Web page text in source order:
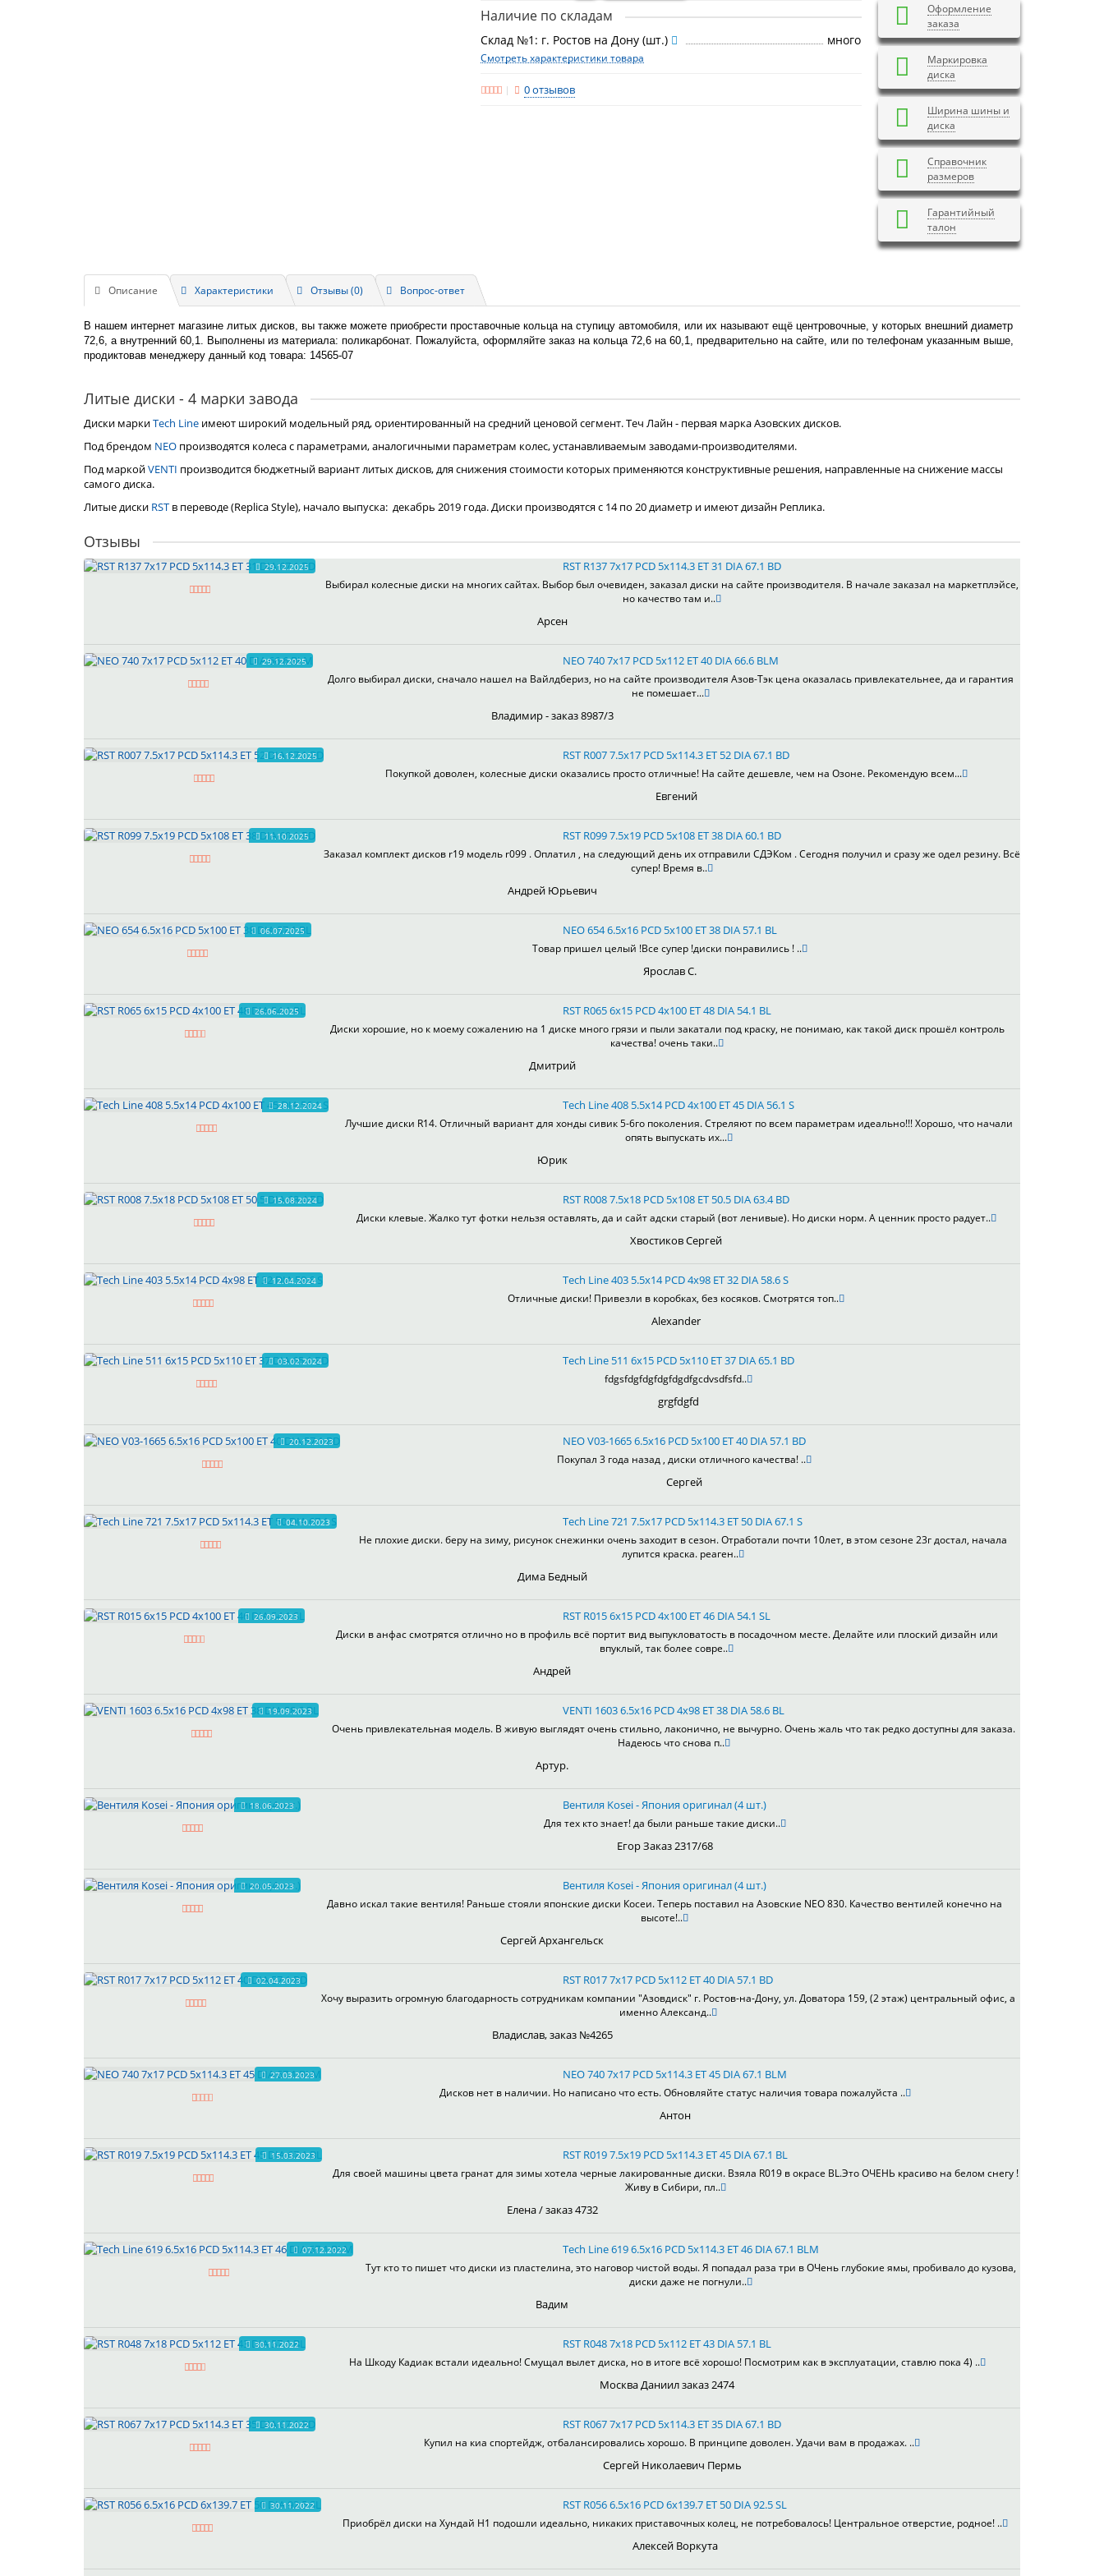
Наличие по складам
Склад №1: г. Ростов на Дону (шт.) много
Смотреть характеристики товара
0 отзывов
Оформление
заказа
Маркировка
диска
Ширина шины и
диска
Справочник
размеров
Гарантийный
талон
Описание Характеристики Отзывы (0) Вопрос-ответ
В нашем интернет магазине литых дисков, вы также можете приобрести проставочные кольца на ступицу автомобиля, или их называют ещё центровочные, у которых внешний диаметр
72,6, а внутренний 60,1. Выполнены из материала: поликарбонат. Пожалуйста, оформляйте заказ на кольца 72,6 на 60,1, предварительно на сайте, или по телефонам указанным выше,
продиктовав менеджеру данный код товара: 14565-07
Литые диски - 4 марки завода
Диски маркиTech Line имеют широкий модельный ряд, ориентированный на средний ценовой сегмент. Теч Лайн - первая марка Азовских дисков.
Под брендом NEO производятся колеса с параметрами, аналогичными параметрам колес, устанавливаемым заводами-производителями.
Под маркойVENTI производится бюджетный вариант литых дисков, для снижения стоимости которых применяются конструктивные решения, направленные на снижение массы
самого диска.
Литые диски RST в переводе (Replica Style), начало выпуска: декабрь 2019 года. Диски производятся с 14 по 20 диаметр и имеют дизайн Реплика.
Отзывы
29.12.2025 RST R137 7x17 PCD 5x114.3 ET 31 DIA 67.1 BD
Выбирал колесные диски на многих сайтах. Выбор был очевиден, заказал диски на сайте производителя. В начале заказал на маркетплэйсе,
но качество там и..
Арсен
29.12.2025 NEO 740 7x17 PCD 5x112 ET 40 DIA 66.6 BLM
Долго выбирал диски, сначало нашел на Вайлдбериз, но на сайте производителя Азов-Тэк цена оказалась привлекательнее, да и гарантия
не помешает...
Владимир - заказ 8987/3
16.12.2025 RST R007 7.5x17 PCD 5x114.3 ET 52 DIA 67.1 BD
Покупкой доволен, колесные диски оказались просто отличные! На сайте дешевле, чем на Озоне. Рекомендую всем...
Евгений
11.10.2025 RST R099 7.5x19 PCD 5x108 ET 38 DIA 60.1 BD
Заказал комплект дисков r19 модель r099 . Оплатил , на следующий день их отправили СДЭКом . Сегодня получил и сразу же одел резину. Всё
супер! Время в..
Андрей Юрьевич
06.07.2025 NEO 654 6.5x16 PCD 5x100 ET 38 DIA 57.1 BL
Товар пришел целый !Все супер !диски понравились ! ..
Ярослав С.
26.06.2025 RST R065 6x15 PCD 4x100 ET 48 DIA 54.1 BL
Диски хорошие, но к моему сожалению на 1 диске много грязи и пыли закатали под краску, не понимаю, как такой диск прошёл контроль
качества! очень таки..
Дмитрий
28.12.2024 Tech Line 408 5.5x14 PCD 4x100 ET 45 DIA 56.1 S
Лучшие диски R14. Отличный вариант для хонды сивик 5-6го поколения. Стреляют по всем параметрам идеально!!! Хорошо, что начали
опять выпускать их...
Юрик
15.08.2024 RST R008 7.5x18 PCD 5x108 ET 50.5 DIA 63.4 BD
Диски клевые. Жалко тут фотки нельзя оставлять, да и сайт адски старый (вот ленивые). Но диски норм. А ценник просто радует..
Хвостиков Сергей
12.04.2024 Tech Line 403 5.5x14 PCD 4x98 ET 32 DIA 58.6 S
Отличные диски! Привезли в коробках, без косяков. Смотрятся топ..
Alexander
03.02.2024 Tech Line 511 6x15 PCD 5x110 ET 37 DIA 65.1 BD
fdgsfdgfdgfdgfdgdfgcdvsdfsfd..
grgfdgfd
20.12.2023 NEO V03-1665 6.5x16 PCD 5x100 ET 40 DIA 57.1 BD
Покупал 3 года назад , диски отличного качества! ..
Сергей
04.10.2023 Tech Line 721 7.5x17 PCD 5x114.3 ET 50 DIA 67.1 S
Не плохие диски. беру на зиму, рисунок снежинки очень заходит в сезон. Отработали почти 10лет, в этом сезоне 23г достал, начала
лупится краска. реаген..
Дима Бедный
26.09.2023 RST R015 6x15 PCD 4x100 ET 46 DIA 54.1 SL
Диски в анфас смотрятся отлично но в профиль всё портит вид выпукловатость в посадочном месте. Делайте или плоский дизайн или
впуклый, так более совре..
Андрей
19.09.2023 VENTI 1603 6.5x16 PCD 4x98 ET 38 DIA 58.6 BL
Очень привлекательная модель. В живую выглядят очень стильно, лаконично, не вычурно. Очень жаль что так редко доступны для заказа.
Надеюсь что снова п..
Артур.
18.06.2023 Вентиля Kosei - Япония оригинал (4 шт.)
Для тех кто знает! да были раньше такие диски..
Егор Заказ 2317/68
20.05.2023 Вентиля Kosei - Япония оригинал (4 шт.)
Давно искал такие вентиля! Раньше стояли японские диски Косеи. Теперь поставил на Азовские NEO 830. Качество вентилей конечно на
высоте!..
Сергей Архангельск
02.04.2023 RST R017 7x17 PCD 5x112 ET 40 DIA 57.1 BD
Хочу выразить огромную благодарность сотрудникам компании "Азовдиск" г. Ростов-на-Дону, ул. Доватора 159, (2 этаж) центральный офис, а
именно Александ..
Владислав, заказ №4265
27.03.2023 NEO 740 7x17 PCD 5x114.3 ET 45 DIA 67.1 BLM
Дисков нет в наличии. Но написано что есть. Обновляйте статус наличия товара пожалуйста ..
Антон
15.03.2023 RST R019 7.5x19 PCD 5x114.3 ET 45 DIA 67.1 BL
Для своей машины цвета гранат для зимы хотела черные лакированные диски. Взяла R019 в окрасе BL.Это ОЧЕНЬ красиво на белом снегу !
Живу в Сибири, пл..
Елена / заказ 4732
07.12.2022 Tech Line 619 6.5x16 PCD 5x114.3 ET 46 DIA 67.1 BLM
Тут кто то пишет что диски из пластелина, это наговор чистой воды. Я попадал раза три в ОЧень глубокие ямы, пробивало до кузова,
диски даже не погнули..
Вадим
30.11.2022 RST R048 7x18 PCD 5x112 ET 43 DIA 57.1 BL
На Шкоду Кадиак встали идеально! Смущал вылет диска, но в итоге всё хорошо! Посмотрим как в эксплуатации, ставлю пока 4) ..
Москва Даниил заказ 2474
30.11.2022 RST R067 7x17 PCD 5x114.3 ET 35 DIA 67.1 BD
Купил на киа спортейдж, отбалансировались хорошо. В принципе доволен. Удачи вам в продажах. ..
Сергей Николаевич Пермь
30.11.2022 RST R056 6.5x16 PCD 6x139.7 ET 50 DIA 92.5 SL
Приобрёл диски на Хундай H1 подошли идеально, никаких приставочных колец, не потребовалось! Центральное отверстие, родное! ..
Алексей Воркута